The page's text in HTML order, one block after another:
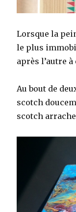
Lorsque la
le plus
après l’autre à
Au bout de
scotch
scotch